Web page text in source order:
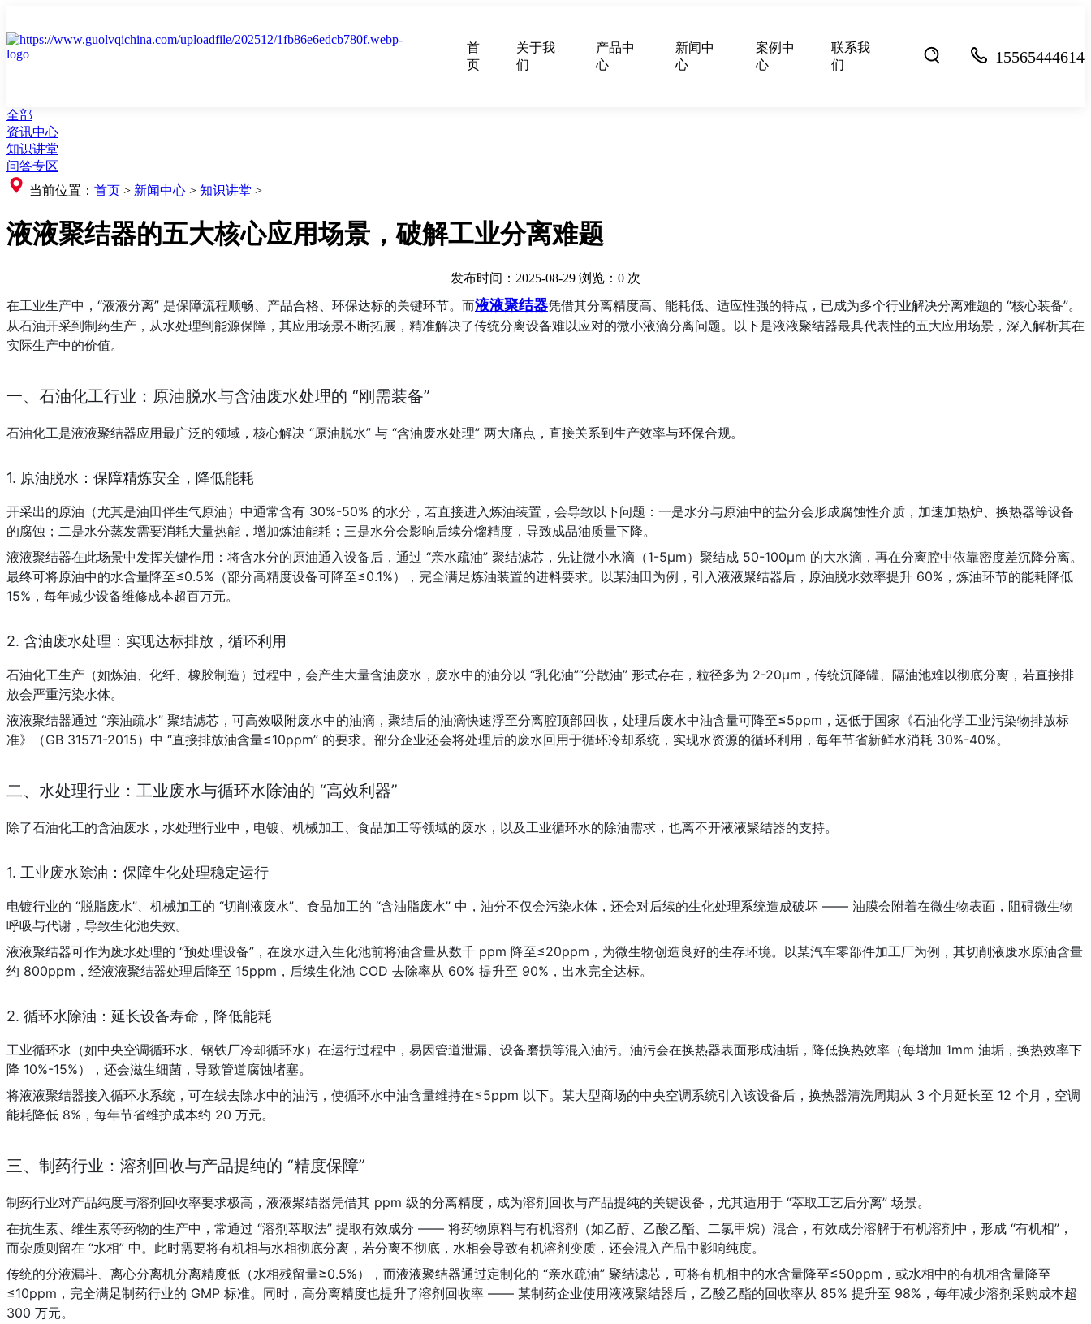
首
页
关于我
们
产品中
心
新闻中
心
案例中
心
联系我
们
15565444614
全部
资讯中心
知识讲堂
问答专区
当前位置： 首页 > 新闻中心 > 知识讲堂 >
液液聚结器的五大核心应用场景，破解工业分离难题
发布时间：2025-08-29 浏览： 0 次
在工业生产中，“液液分离” 是保障流程顺畅、产品合格、环保达标的关键环节。而液液聚结器凭借其分离精度高、能耗低、适应性强的特点，已成为多个行业解决分离难题的 “核心装备”。
从石油开采到制药生产，从水处理到能源保障，其应用场景不断拓展，精准解决了传统分离设备难以应对的微小液滴分离问题。以下是液液聚结器最具代表性的五大应用场景，深入解析其在
实际生产中的价值。
一、石油化工行业：原油脱水与含油废水处理的 “刚需装备”
石油化工是液液聚结器应用最广泛的领域，核心解决 “原油脱水” 与 “含油废水处理” 两大痛点，直接关系到生产效率与环保合规。
1. 原油脱水：保障精炼安全，降低能耗
开采出的原油（尤其是油田伴生气原油）中通常含有 30%-50% 的水分，若直接进入炼油装置，会导致以下问题：一是水分与原油中的盐分会形成腐蚀性介质，加速加热炉、换热器等设备
的腐蚀；二是水分蒸发需要消耗大量热能，增加炼油能耗；三是水分会影响后续分馏精度，导致成品油质量下降。
液液聚结器在此场景中发挥关键作用：将含水分的原油通入设备后，通过 “亲水疏油” 聚结滤芯，先让微小水滴（1-5μm）聚结成 50-100μm 的大水滴，再在分离腔中依靠密度差沉降分离。
最终可将原油中的水含量降至≤0.5%（部分高精度设备可降至≤0.1%），完全满足炼油装置的进料要求。以某油田为例，引入液液聚结器后，原油脱水效率提升 60%，炼油环节的能耗降低
15%，每年减少设备维修成本超百万元。
2. 含油废水处理：实现达标排放，循环利用
石油化工生产（如炼油、化纤、橡胶制造）过程中，会产生大量含油废水，废水中的油分以 “乳化油”“分散油” 形式存在，粒径多为 2-20μm，传统沉降罐、隔油池难以彻底分离，若直接排
放会严重污染水体。
液液聚结器通过 “亲油疏水” 聚结滤芯，可高效吸附废水中的油滴，聚结后的油滴快速浮至分离腔顶部回收，处理后废水中油含量可降至≤5ppm，远低于国家《石油化学工业污染物排放标
准》（GB 31571-2015）中 “直接排放油含量≤10ppm” 的要求。部分企业还会将处理后的废水回用于循环冷却系统，实现水资源的循环利用，每年节省新鲜水消耗 30%-40%。
二、水处理行业：工业废水与循环水除油的 “高效利器”
除了石油化工的含油废水，水处理行业中，电镀、机械加工、食品加工等领域的废水，以及工业循环水的除油需求，也离不开液液聚结器的支持。
1. 工业废水除油：保障生化处理稳定运行
电镀行业的 “脱脂废水”、机械加工的 “切削液废水”、食品加工的 “含油脂废水” 中，油分不仅会污染水体，还会对后续的生化处理系统造成破坏 —— 油膜会附着在微生物表面，阻碍微生物
呼吸与代谢，导致生化池失效。
液液聚结器可作为废水处理的 “预处理设备”，在废水进入生化池前将油含量从数千 ppm 降至≤20ppm，为微生物创造良好的生存环境。以某汽车零部件加工厂为例，其切削液废水原油含量
约 800ppm，经液液聚结器处理后降至 15ppm，后续生化池 COD 去除率从 60% 提升至 90%，出水完全达标。
2. 循环水除油：延长设备寿命，降低能耗
工业循环水（如中央空调循环水、钢铁厂冷却循环水）在运行过程中，易因管道泄漏、设备磨损等混入油污。油污会在换热器表面形成油垢，降低换热效率（每增加 1mm 油垢，换热效率下
降 10%-15%），还会滋生细菌，导致管道腐蚀堵塞。
将液液聚结器接入循环水系统，可在线去除水中的油污，使循环水中油含量维持在≤5ppm 以下。某大型商场的中央空调系统引入该设备后，换热器清洗周期从 3 个月延长至 12 个月，空调
能耗降低 8%，每年节省维护成本约 20 万元。
三、制药行业：溶剂回收与产品提纯的 “精度保障”
制药行业对产品纯度与溶剂回收率要求极高，液液聚结器凭借其 ppm 级的分离精度，成为溶剂回收与产品提纯的关键设备，尤其适用于 “萃取工艺后分离” 场景。
在抗生素、维生素等药物的生产中，常通过 “溶剂萃取法” 提取有效成分 —— 将药物原料与有机溶剂（如乙醇、乙酸乙酯、二氯甲烷）混合，有效成分溶解于有机溶剂中，形成 “有机相”，
而杂质则留在 “水相” 中。此时需要将有机相与水相彻底分离，若分离不彻底，水相会导致有机溶剂变质，还会混入产品中影响纯度。
传统的分液漏斗、离心分离机分离精度低（水相残留量≥0.5%），而液液聚结器通过定制化的 “亲水疏油” 聚结滤芯，可将有机相中的水含量降至≤50ppm，或水相中的有机相含量降至
≤10ppm，完全满足制药行业的 GMP 标准。同时，高分离精度也提升了溶剂回收率 —— 某制药企业使用液液聚结器后，乙酸乙酯的回收率从 85% 提升至 98%，每年减少溶剂采购成本超
300 万元。